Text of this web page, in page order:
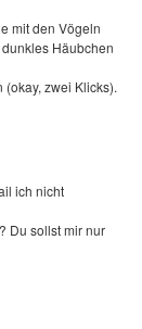
mit den Vögeln
Häubchen
zwei Klicks).
ich nicht
Du sollst mir nur